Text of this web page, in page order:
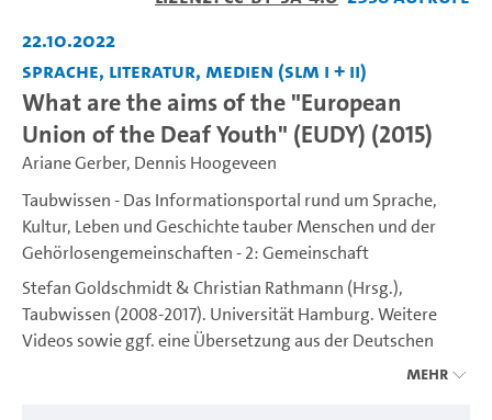
22.10.2022
Sprache, Literatur, Medien (SLM I + II)
What are the aims of the "European
Union of the Deaf Youth" (EUDY) (2015)
Ariane Gerber, Dennis Hoogeveen
Taubwissen - Das Informationsportal rund um Sprache,
Kultur, Leben und Geschichte tauber Menschen und der
Gehörlosengemeinschaften - 2: Gemeinschaft
Stefan Goldschmidt & Christian Rathmann (Hrsg.),
Taubwissen (2008-2017). Universität Hamburg. Weitere
Videos sowie ggf. eine Übersetzung aus der Deutschen
Mehr